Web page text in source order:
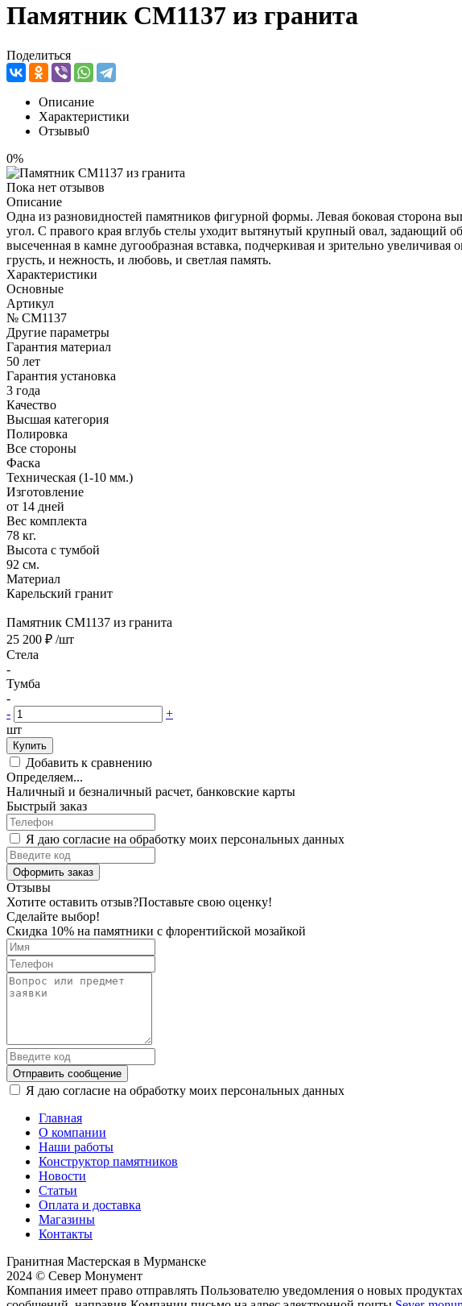
Памятник CM1137 из гранита
Поделиться
Описание
Характеристики
Отзывы0
0%
Пока нет отзывов
Описание
Одна из разновидностей памятников фигурной формы. Левая боковая сторона
угол. С правого края вглубь стелы уходит вытянутый крупный овал, задающий
высеченная в камне дугообразная вставка, подчеркивая и зрительно
грусть, и нежность, и любовь, и светлая память.
Характеристики
Основные
Артикул
№ CM1137
Другие параметры
Гарантия материал
50 лет
Гарантия установка
3 года
Качество
Высшая категория
Полировка
Все стороны
Фаска
Техническая (1-10 мм.)
Изготовление
от 14 дней
Вес комплекта
78 кг.
Высота с тумбой
92 см.
Материал
Карельский гранит
Памятник CM1137 из гранита
25 200 ₽ /шт
Стела
-
Тумба
-
-
+
шт
Купить
Добавить к сравнению
Определяем...
Наличный и безналичный расчет, банковские карты
Быстрый заказ
Я даю согласие на обработку моих персональных данных
Оформить заказ
Отзывы
Хотите оставить отзыв?Поставьте свою оценку!
Сделайте выбор!
Скидка 10% на памятники с флорентийской мозайкой
Отправить сообщение
Я даю согласие на обработку моих персональных данных
Главная
О компании
Наши работы
Конструктор памятников
Новости
Статьи
Оплата и доставка
Магазины
Контакты
Гранитная Мастерская в Мурманске
2024 © Север Монумент
Компания имеет право отправлять Пользователю уведомления о новых